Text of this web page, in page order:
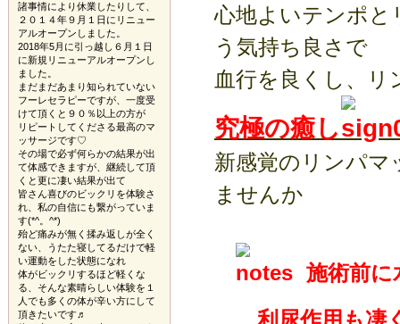
心地よいテンポ
う気持ち良さで
血行を良くし、
究極の癒し
新感覚のリンパマ
ませんか
施術前に
利尿作用も凄
諸事情により休業したりして、
２０１４年９月１日にリニュー
アルオープンしました。
2018年5月に引っ越し６月１日
に新規リニューアルオープンし
ました。
まだまだあまり知られていない
フーレセラピーですが、一度受
けて頂くと９０％以上の方が
リピートしてくださる最高のマ
ッサージです♡
その場で必ず何らかの結果が出
て体感できますが、継続して頂
くと更に凄い結果が出て
皆さん喜びのビックリを体験さ
れ、私の自信にも繋がっていま
す(*^。^*)
殆ど痛みが無く揉み返しが全く
ない、うたた寝してるだけで軽
い運動をした状態になれ
体がビックリするほど軽くな
る、そんな素晴らしい体験を１
人でも多くの体が辛い方にして
頂きたいです♬